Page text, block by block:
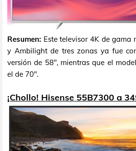
Resumen: Este televisor 4K de gama
y Ambilight de tres zonas ya fue
versión de 58", mientras que el
el de 70".
¡Chollo! Hisense 55B7300 a